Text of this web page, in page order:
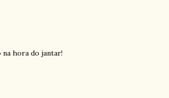
na hora do jantar!